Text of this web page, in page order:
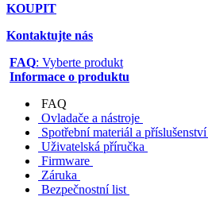
KOUPIT
Kontaktujte nás
FAQ: Vyberte produkt
Informace o produktu
FAQ
Ovladače a nástroje
Spotřební materiál a příslušenství
Uživatelská příručka
Firmware
Záruka
Bezpečnostní list